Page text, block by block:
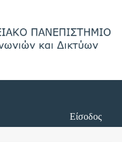
Είσοδος